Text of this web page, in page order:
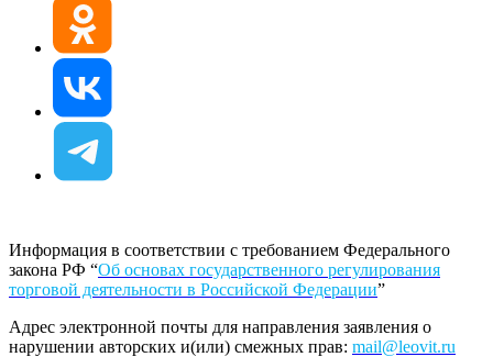
Информация в соответствии с требованием Федерального
закона РФ “Об основах государственного регулирования
торговой деятельности в Российской Федерации”
Адрес электронной почты для направления заявления о
нарушении авторских и(или) смежных прав: mail@leovit.ru